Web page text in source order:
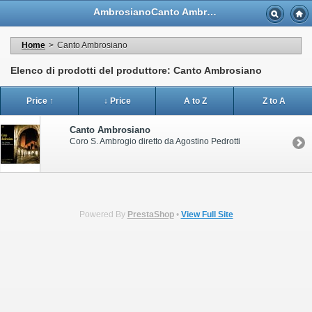
AmbrosianoCanto Ambrosiano - Casa Musicale Eco
Home > Canto Ambrosiano
Elenco di prodotti del produttore: Canto Ambrosiano
Price ↑ ↓ Price A to Z Z to A
Canto Ambrosiano
Coro S. Ambrogio diretto da Agostino Pedrotti
Powered By PrestaShop• View Full Site